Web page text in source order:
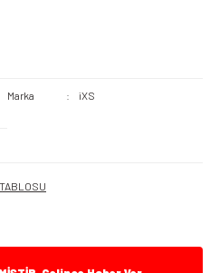
Marka iXS